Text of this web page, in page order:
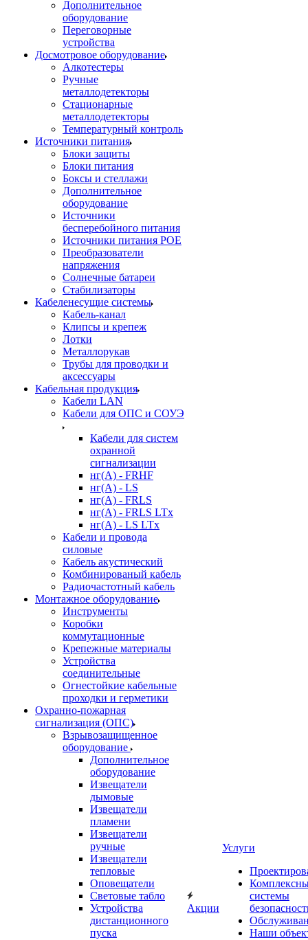
Дополнительное
оборудование
Переговорные
устройства
Досмотровое оборудование
Алкотестеры
Ручные
металлодетекторы
Стационарные
металлодетекторы
Температурный контроль
Источники питания
Блоки защиты
Блоки питания
Боксы и стеллажи
Дополнительное
оборудование
Источники
бесперебойного питания
Источники питания POE
Преобразователи
напряжения
Солнечные батареи
Стабилизаторы
Кабеленесущие системы
Кабель-канал
Клипсы и крепеж
Лотки
Металлорукав
Трубы для проводки и
аксессуары
Кабельная продукция
Кабели LAN
Кабели для ОПС и СОУЭ
Кабели для систем
охранной
сигнализации
нг(A) - FRHF
нг(A) - LS
нг(А) - FRLS
нг(А) - FRLS LTx
нг(А) - LS LTx
Кабели и провода
силовые
Кабель акустический
Комбинированый кабель
Радиочастотный кабель
Монтажное оборудование
Инструменты
Коробки
коммутационные
Крепежные материалы
Устройства
соединительные
Огнестойкие кабельные
проходки и герметики
Охранно-пожарная
сигнализация (ОПС)
Взрывозащищенное
оборудование
Дополнительное
оборудование
Извещатели
дымовые
Извещатели
пламени
Извещатели
ручные
Извещатели
тепловые
Оповещатели
Световые табло
Устройства
дистанционного
пуска
Акции
Услуги
системы
Наши